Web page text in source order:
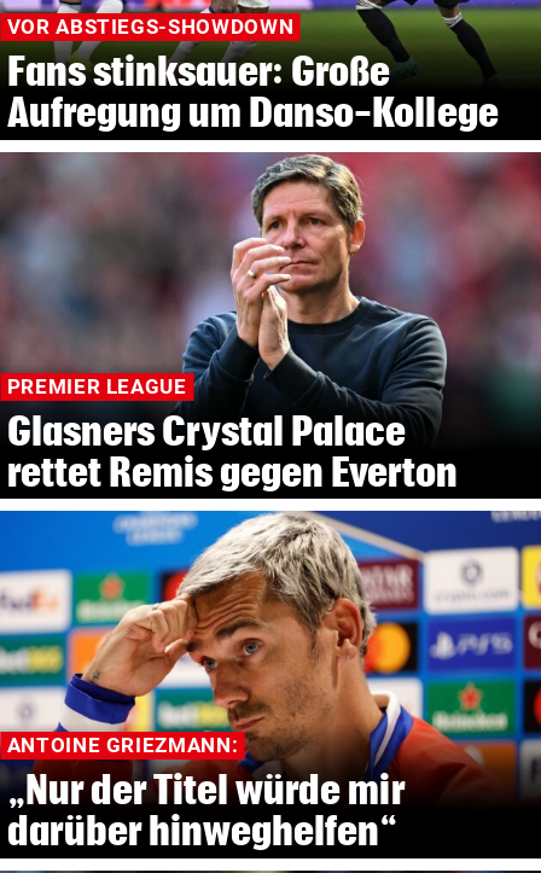
VOR ABSTIEGS-SHOWDOWN
Fans stinksauer: Große
Aufregung um Danso-Kollege
PREMIER LEAGUE
Glasners Crystal Palace
rettet Remis gegen Everton
ANTOINE GRIEZMANN:
„Nur der Titel würde mir
darüber hinweghelfen“